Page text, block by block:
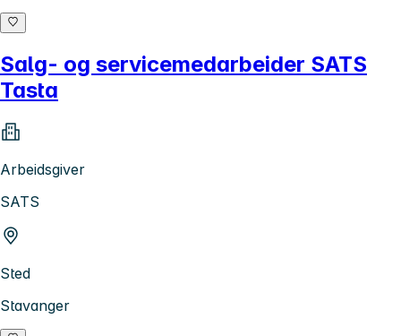
Salg- og servicemedarbeider SATS
Tasta
Arbeidsgiver
SATS
Sted
Stavanger